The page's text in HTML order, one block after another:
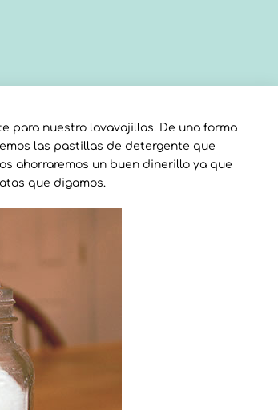
para nuestro lavavajillas. De una forma
las pastillas de detergente que
ahorraremos un buen dinerillo ya que
que digamos.